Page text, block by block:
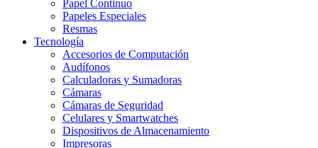
Papel Continuo
Papeles Especiales
Resmas
Tecnología
Accesorios de Computación
Audífonos
Calculadoras y Sumadoras
Cámaras
Cámaras de Seguridad
Celulares y Smartwatches
Dispositivos de Almacenamiento
Impresoras